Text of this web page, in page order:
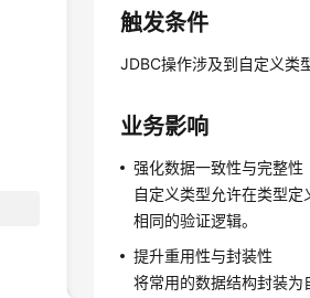
触发条件
JDBC操作涉及到自定义类
业务影响
强化数据一致性与完整性
自定义类型允许在类型
相同的验证逻辑。
提升重用性与封装性
将常用的数据结构封装